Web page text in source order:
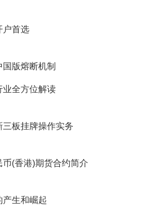
户首选
版熔断机制
业全方位解读
三板挂牌操作实务
币(香港)期货合约简介
产生和崛起